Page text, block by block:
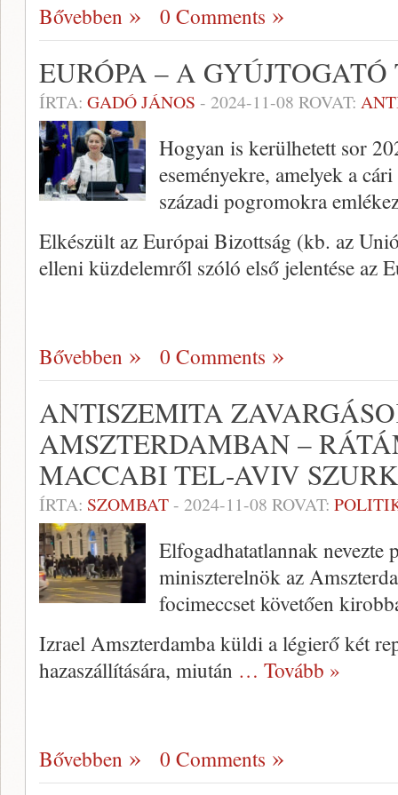
Bővebben 0 Comments
EURÓPA – A
ÍRTA: GADÓ JÁNOS - 2024-11-08 ROVAT:
Hogyan is kerülhetett sor
eseményekre, amelyek a
századi pogromokra
Elkészült az Európai Bizottság (kb. az
elleni küzdelemről szóló első jelentése az
Bővebben 0 Comments
ANTISZEMITA
AMSZTERDAMBAN –
MACCABI TEL-AVIV
ÍRTA: SZOMBAT- 2024-11-08 ROVAT:
Elfogadhatatlannak nevezte
miniszterelnök az
focimeccset követően
Izrael Amszterdamba küldi a légierő két
hazaszállítására, miután … Tovább »
Bővebben 0 Comments